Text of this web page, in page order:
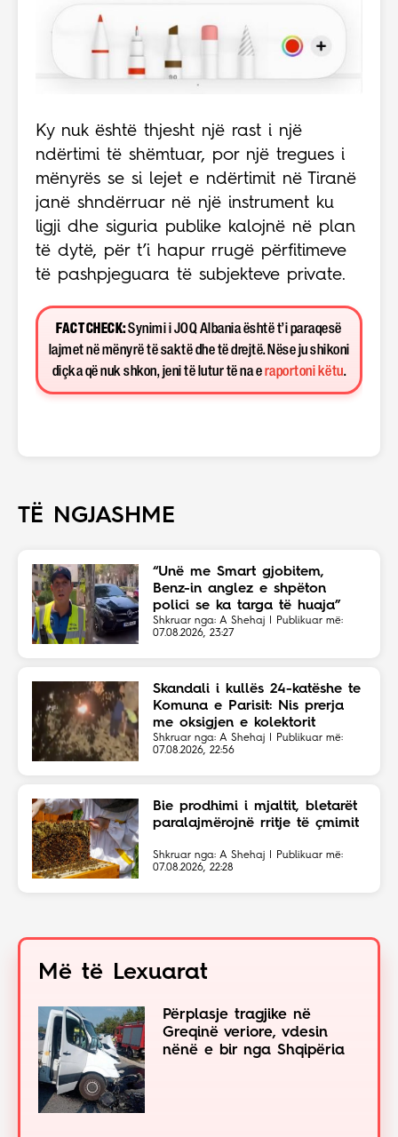
Ky nuk është thjesht një rast i një
ndërtimi të shëmtuar, por një tregues i
mënyrës se si lejet e ndërtimit në Tiranë
janë shndërruar në një instrument ku
ligji dhe siguria publike kalojnë në plan
të dytë, për t’i hapur rrugë përfitimeve
të pashpjeguara të subjekteve private.
FACT CHECK:Synimi i JOQ Albania është t’i paraqesë
lajmet në mënyrë të saktë dhe të drejtë. Nëse ju shikoni
diçka që nuk shkon, jeni të lutur të na e raportoni këtu.
TË NGJASHME
“Unë me Smart gjobitem,
Benz-in anglez e shpëton
polici se ka targa të huaja”
Shkruar nga: A Shehaj | Publikuar më:
07.08.2026, 23:27
Skandali i kullës 24-katëshe te
Komuna e Parisit: Nis prerja
me oksigjen e kolektorit
magjistral në fshehtësi
Shkruar nga: A Shehaj | Publikuar më:
07.08.2026, 22:56
Bie prodhimi i mjaltit, bletarët
paralajmërojnë rritje të çmimit
Shkruar nga: A Shehaj | Publikuar më:
07.08.2026, 22:28
Më të Lexuarat
Përplasje tragjike në
Greqinë veriore, vdesin
nënë e bir nga Shqipëria